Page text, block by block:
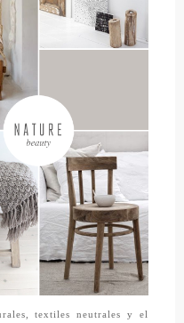
textiles neutrales y el